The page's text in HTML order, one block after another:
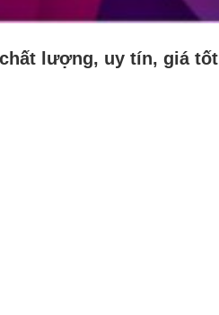
lượng, uy tín, giá tốt